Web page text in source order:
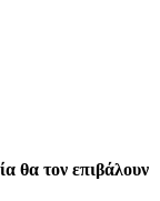
θα τον επιβάλουν